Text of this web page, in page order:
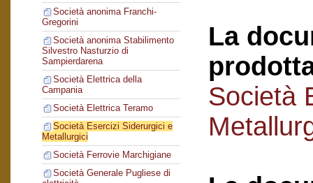
Società anonima Franchi-
Gregorini
Società anonima Stabilimento
Silvestro Nasturzio di
Sampierdarena
Società Elettrica della
Campania
Società Elettrica Teramo
Società Esercizi Siderurgici e
Metallurgici
Società Ferrovie Marchigiane
Società Generale Pugliese di
La
Società